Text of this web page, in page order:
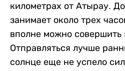
километрах от Атырау.
занимает около трех
вполне можно совершить
Отправляться лучше
солнце еще не успело